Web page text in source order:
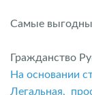
Самые
Гражданство
На основании
Легальная,